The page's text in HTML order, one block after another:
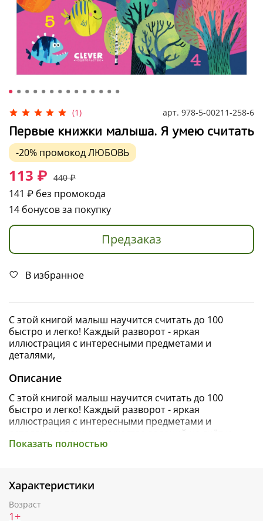
(1) арт. 978-5-00211-258-6
Первые книжки малыша. Я умею считать
-20% промокодЛЮБОВЬ
113 ₽ 440 ₽
141 ₽ без промокода
14 бонусов за покупку
Предзаказ
В избранное
С этой книгой малыш научится считать до 100
быстро и легко! Каждый разворот - яркая
иллюстрация с интересными предметами и
деталями,
Описание
С этой книгой малыш научится считать до 100
быстро и легко! Каждый разворот - яркая
иллюстрация с интересными предметами и
деталями, а также множество заданий на счёт и
любимая игра «найди и покажи».
Показать полностью
Характеристики
Возраст
1+